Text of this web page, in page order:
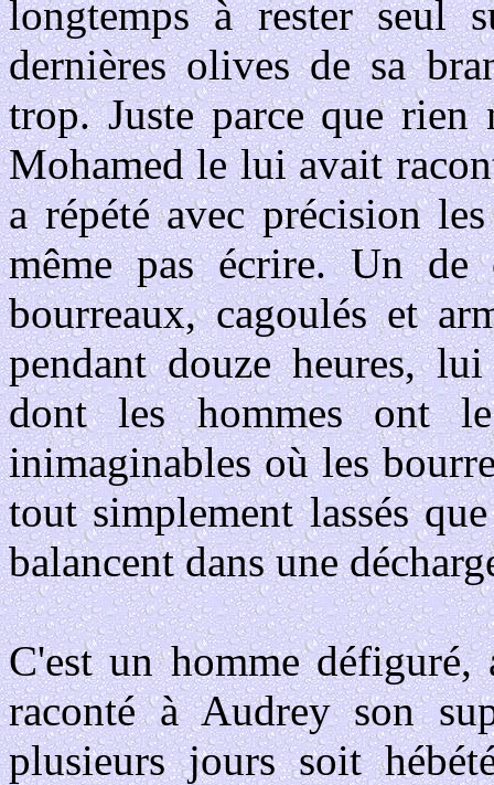
longtemps à rester seul
dernières olives de sa
trop. Juste parce que rien
Mohamed le lui avait
a répété avec précision
même pas écrire. Un de
bourreaux, cagoulés et
pendant douze heures,
dont les hommes ont
inimaginables où les
tout simplement lassés
balancent dans une
C'est un homme
raconté à Audrey son
plusieurs jours soit